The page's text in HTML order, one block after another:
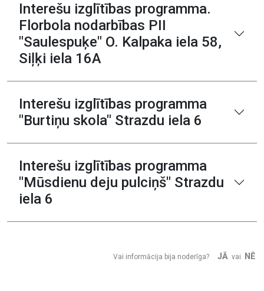
Interešu izglītības programma.
Florbola nodarbības PII
"Saulespuķe" O. Kalpaka iela 58,
Siļķi iela 16A
Interešu izglītības programma
"Burtiņu skola" Strazdu iela 6
Interešu izglītības programma
"Mūsdienu deju pulciņš" Strazdu
iela 6
Vai informācija bija noderīga? JĀ vai NĒ